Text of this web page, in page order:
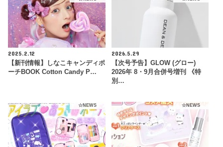
2025.2.12
【新刊情報】しなこキャンディポ
ーチBOOK Cotton Candy P…
2026.5.29
【次号予告】GLOW (グロー)
2026年 8・9月合併号増刊 《特
別…
☆NEWS ☆NEWS